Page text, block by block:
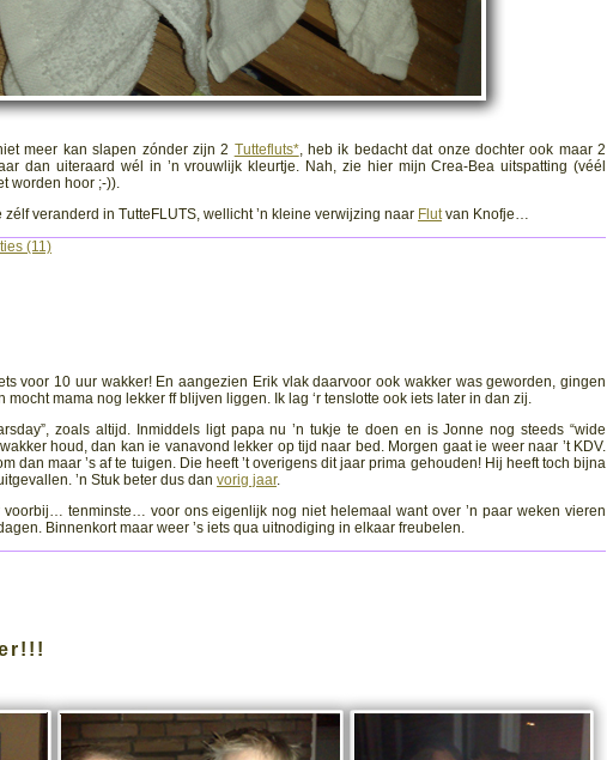
meer kan slapen zónder zijn 2 Tuttefluts*, heb ik bedacht dat onze dochter ook maar 2
dan uiteraard wél in ’n vrouwlijk kleurtje. Nah, zie hier mijn Crea-Bea uitspatting (véél
worden hoor ;-)).
veranderd in TutteFLUTS, wellicht ’n kleine verwijzing naar Flutvan Knofje…
(11)
voor 10 uur wakker! En aangezien Erik vlak daarvoor ook wakker was geworden, gingen
mama nog lekker ff blijven liggen. Ik lag ‘r tenslotte ook iets later in dan zij.
zoals altijd. Inmiddels ligt papa nu ’n tukje te doen en is Jonne nog steeds “wide
houd, dan kan ie vanavond lekker op tijd naar bed. Morgen gaat ie weer naar ’t KDV.
dan maar ’s af te tuigen. Die heeft ’t overigens dit jaar prima gehouden! Hij heeft toch bijna
’n Stuk beter dus dan vorig jaar.
tenminste… voor ons eigenlijk nog niet helemaal want over ’n paar weken vieren
Binnenkort maar weer ’s iets qua uitnodiging in elkaar freubelen.